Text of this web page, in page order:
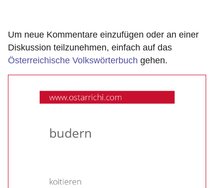
Um neue Kommentare einzufügen oder an einer
Diskussion teilzunehmen, einfach auf das
Österreichische Volkswörterbuch gehen.